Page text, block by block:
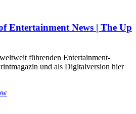
Entertainment News | The Up
führenden Entertainment-
und als Digitalversion hier